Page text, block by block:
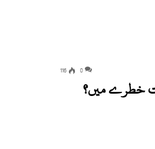
0
116
خطرے میں؟